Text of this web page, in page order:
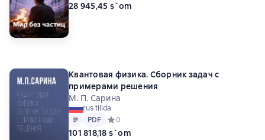
28 945,45 s`om
Квантовая физика. Сборник задач с
примерами решения
М. П. Сарина
rus tilida
Matn
PDF
PDF Средний рейтинг 0 на основе 0 оценок
0
101 818,18 s`om